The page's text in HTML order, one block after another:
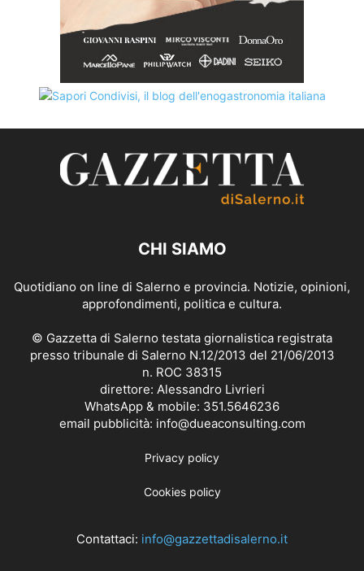
CHI SIAMO
Quotidiano on line di Salerno e provincia. Notizie, opinioni,
approfondimenti, politica e cultura.
© Gazzetta di Salerno testata giornalistica registrata
presso tribunale di Salerno N.12/2013 del 21/06/2013
n. ROC 38315
direttore: Alessandro Livrieri
WhatsApp & mobile: 351.5646236
email pubblicità: info@dueaconsulting.com
Privacy policy
Cookies policy
Contattaci: info@gazzettadisalerno.it